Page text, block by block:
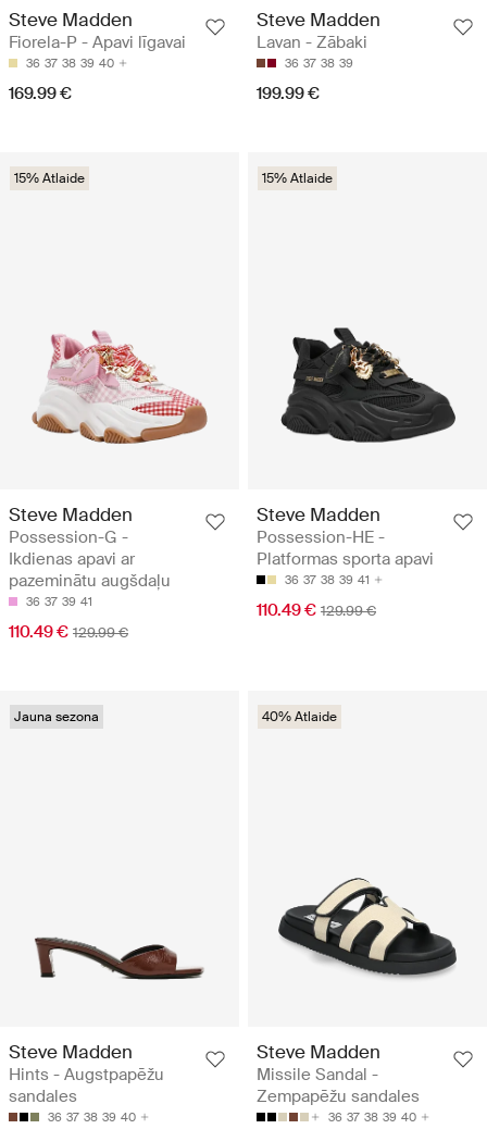
Steve Madden
Fiorela-P - Apavi līgavai
36 37 38 39 40
169.99 €
Steve Madden
Lavan - Zābaki
36 37 38 39
199.99 €
15% Atlaide
Steve Madden
Possession-G -
Ikdienas apavi ar
pazeminātu augšdaļu
36 37 39 41
110.49 € 129.99 €
15% Atlaide
Steve Madden
Possession-HE -
Platformas sporta apavi
36 37 38 39 41
110.49 € 129.99 €
Jauna sezona
Steve Madden
Hints - Augstpapēžu
sandales
36 37 38 39 40
40% Atlaide
Steve Madden
Missile Sandal -
Zempapēžu sandales
36 37 38 39 40